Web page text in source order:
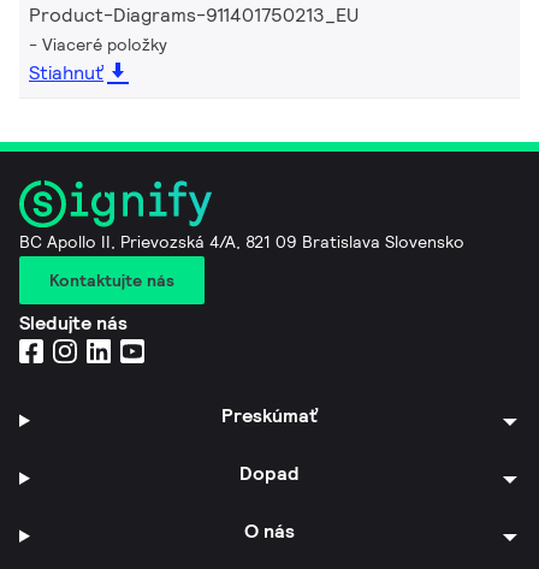
Product-Diagrams-911401750213_EU
Viaceré položky
Stiahnuť
BC Apollo II, Prievozská 4/A, 821 09 Bratislava Slovensko
Kontaktujte nás
Sledujte nás
Preskúmať
Dopad
O nás